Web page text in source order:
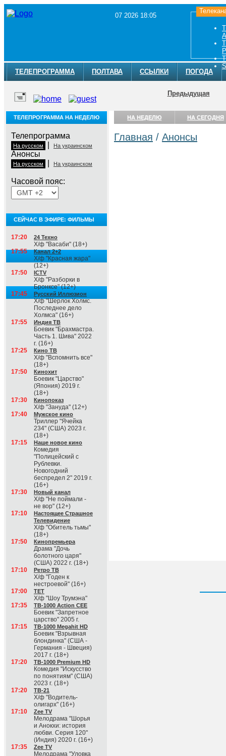
07 2026 18:05
ТЕЛЕПРОГРАММА ПОЛТАВА ССЫЛКИ ПОГОДА
Предыдущая
ТЕЛЕПРОГРАММА НА НЕДЕЛЮ
Телепрограмма
На русском На украинском
Анонсы
На русском На украинском
Часовой пояс:
СЕЙЧАС В ЭФИРЕ: ФИЛЬМЫ
17:20 24 Техно
Х/ф "Васаби" (18+)
17:55
Канал 2+2
Х/ф "Красная жара"
(12+)
17:50
ICTV
Х/ф "Разборки в
Бронксе" (12+)
17:45
Русский Иллюзион
Х/ф "Шерлок Холмс.
Последнее дело
Холмса" (16+)
17:55
Индия ТВ
Боевик "Брахмастра.
Часть 1. Шива" 2022
г. (16+)
17:25
Кино ТВ
Х/ф "Вспомнить все"
(18+)
17:50
Кинохит
Боевик "Царство"
(Япония) 2019 г.
(18+)
17:30
Кинопоказ
Х/ф "Зануда" (12+)
17:40
Мужское кино
Триллер "Ячейка
234" (США) 2023 г.
(18+)
17:15
Наше новое кино
Комедия
"Полицейский с
Рублевки.
Новогодний
беспредел 2" 2019 г.
(16+)
17:30
Новый канал
Х/ф "Не поймали -
не вор" (12+)
17:10
Настоящее Страшное
Телевидение
Х/ф "Обитель тьмы"
(18+)
17:50
Кинопремьера
Драма "Дочь
болотного царя"
(США) 2022 г. (18+)
17:10
Ретро ТВ
Х/ф "Годен к
нестроевой" (16+)
17:00
ТЕТ
Х/ф "Шоу Трумэна"
17:35
ТВ-1000 Action CEE
Боевик "Запретное
царство" 2005 г.
17:15
ТВ-1000 Megahit HD
Боевик "Взрывная
блондинка" (США -
Германия - Швеция)
2017 г. (18+)
17:20
ТВ-1000 Premium HD
Комедия "Искусство
по понятиям" (США)
2023 г. (18+)
17:20
ТВ-21
Х/ф "Водитель-
олигарх" (16+)
17:10
Zee TV
Мелодрама "Шорья
и Анокхи: история
любви. Серия 120"
(Индия) 2020 г. (16+)
17:35
Zee TV
Мелодрама "Уловка
НА НЕДЕЛЮ НА СЕГОДНЯ
Главная / Анонсы